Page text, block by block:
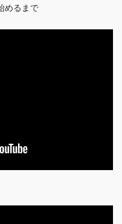
めるまで